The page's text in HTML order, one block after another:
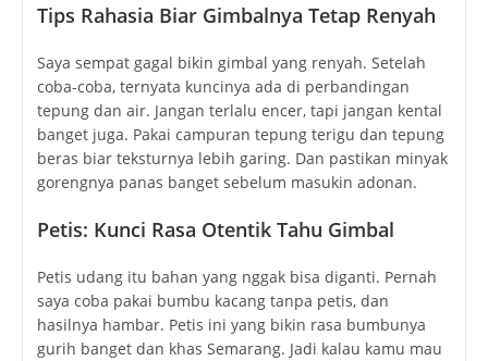
Tips Rahasia Biar Gimbalnya Tetap Renyah
Saya sempat gagal bikin gimbal yang renyah. Setelah
coba-coba, ternyata kuncinya ada di perbandingan
tepung dan air. Jangan terlalu encer, tapi jangan kental
banget juga. Pakai campuran tepung terigu dan tepung
beras biar teksturnya lebih garing. Dan pastikan minyak
gorengnya panas banget sebelum masukin adonan.
Petis: Kunci Rasa Otentik Tahu Gimbal
Petis udang itu bahan yang nggak bisa diganti. Pernah
saya coba pakai bumbu kacang tanpa petis, dan
hasilnya hambar. Petis ini yang bikin rasa bumbunya
gurih banget dan khas Semarang. Jadi kalau kamu mau